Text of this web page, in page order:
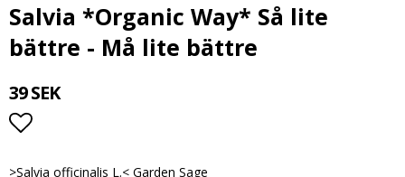
Salvia *Organic Way* Så lite
bättre - Må lite bättre
39 SEK
>Salvia officinalis L.< Garden Sage